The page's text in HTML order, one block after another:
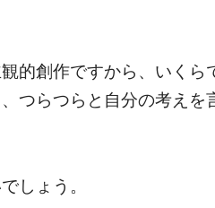
的創作ですから、いくら
つらつらと自分の考えを
しょう。